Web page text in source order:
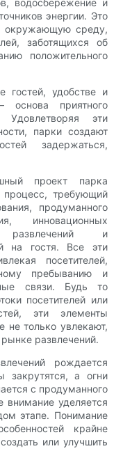
водосбережение и
энергии. Это
окружающую среду,
заботящихся об
положительного
гостей, удобстве и
основа приятного
Удовлетворяя эти
парки создают
задержаться,
проект парка
требующий
продуманного
инновационных
развлечений и
на гостя. Все эти
посетителей,
пребыванию и
связи. Будь то
посетителей или
эти элементы
не только увлекают,
развлечений.
рождается
закрутятся, а огни
с продуманного
внимание уделяется
этапе. Понимание
крайне
или улучшить